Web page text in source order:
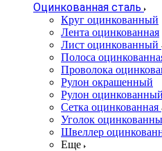
Оцинкованная сталь
Круг оцинкованный
Лента оцинкованная
Лист оцинкованный
Полоса
Проволока
Рулон окрашенный
Рулон оцинкованный
Сетка оцинкованная
Уголок
Швеллер
Еще